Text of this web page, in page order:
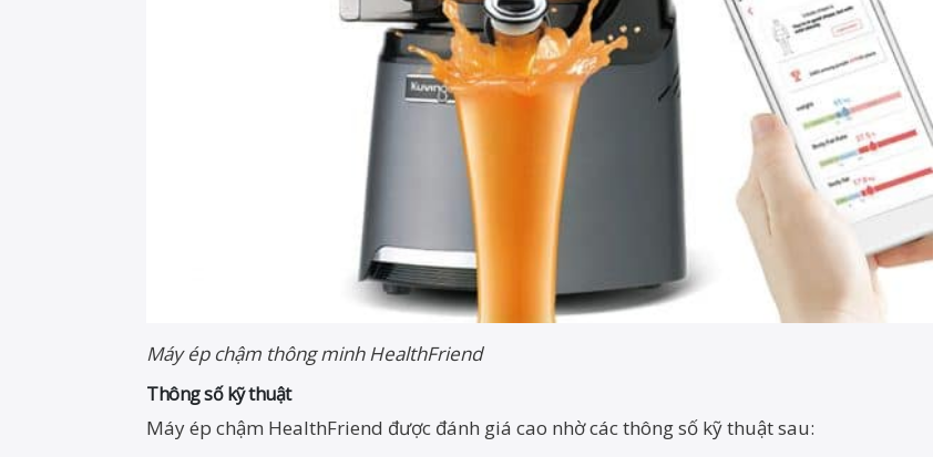
Máy ép chậm thông minh HealthFriend
Thông số kỹ thuật
Máy ép chậm HealthFriend được đánh giá cao nhờ các thông số kỹ thuật sau: